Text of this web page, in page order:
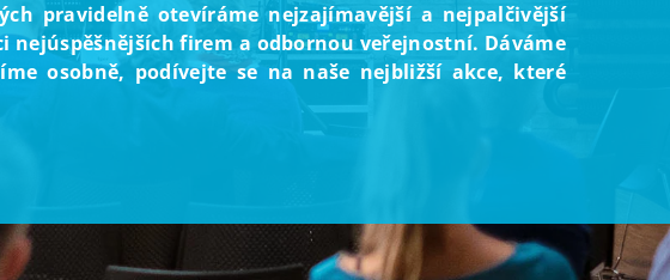
pravidelně otevíráme nejzajímavější a nejpalčivější
nejúspěšnějších firem a odbornou veřejnostní. Dáváme
osobně, podívejte se na naše nejbližší akce, které